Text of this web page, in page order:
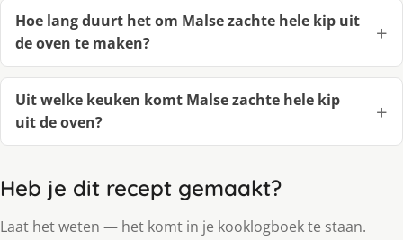
Hoe lang duurt het om Malse zachte hele kip uit
de oven te maken?
Uit welke keuken komt Malse zachte hele kip
uit de oven?
Heb je dit recept gemaakt?
Laat het weten — het komt in je kooklogboek te staan.